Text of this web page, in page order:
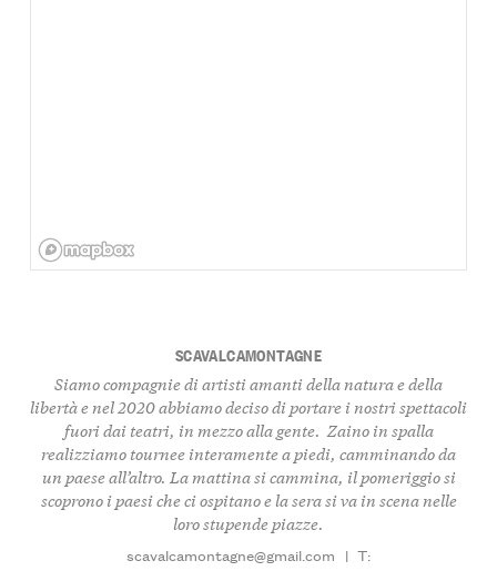
SCAVALCAMONTAGNE
Siamo compagnie di artisti amanti della natura e della
libertà e nel 2020 abbiamo deciso di portare i nostri spettacoli
fuori dai teatri, in mezzo alla gente. Zaino in spalla
realizziamo tournee interamente a piedi, camminando da
un paese all’altro. La mattina si cammina, il pomeriggio si
scoprono i paesi che ci ospitano e la sera si va in scena nelle
loro stupende piazze.
scavalcamontagne@gmail.com | T: